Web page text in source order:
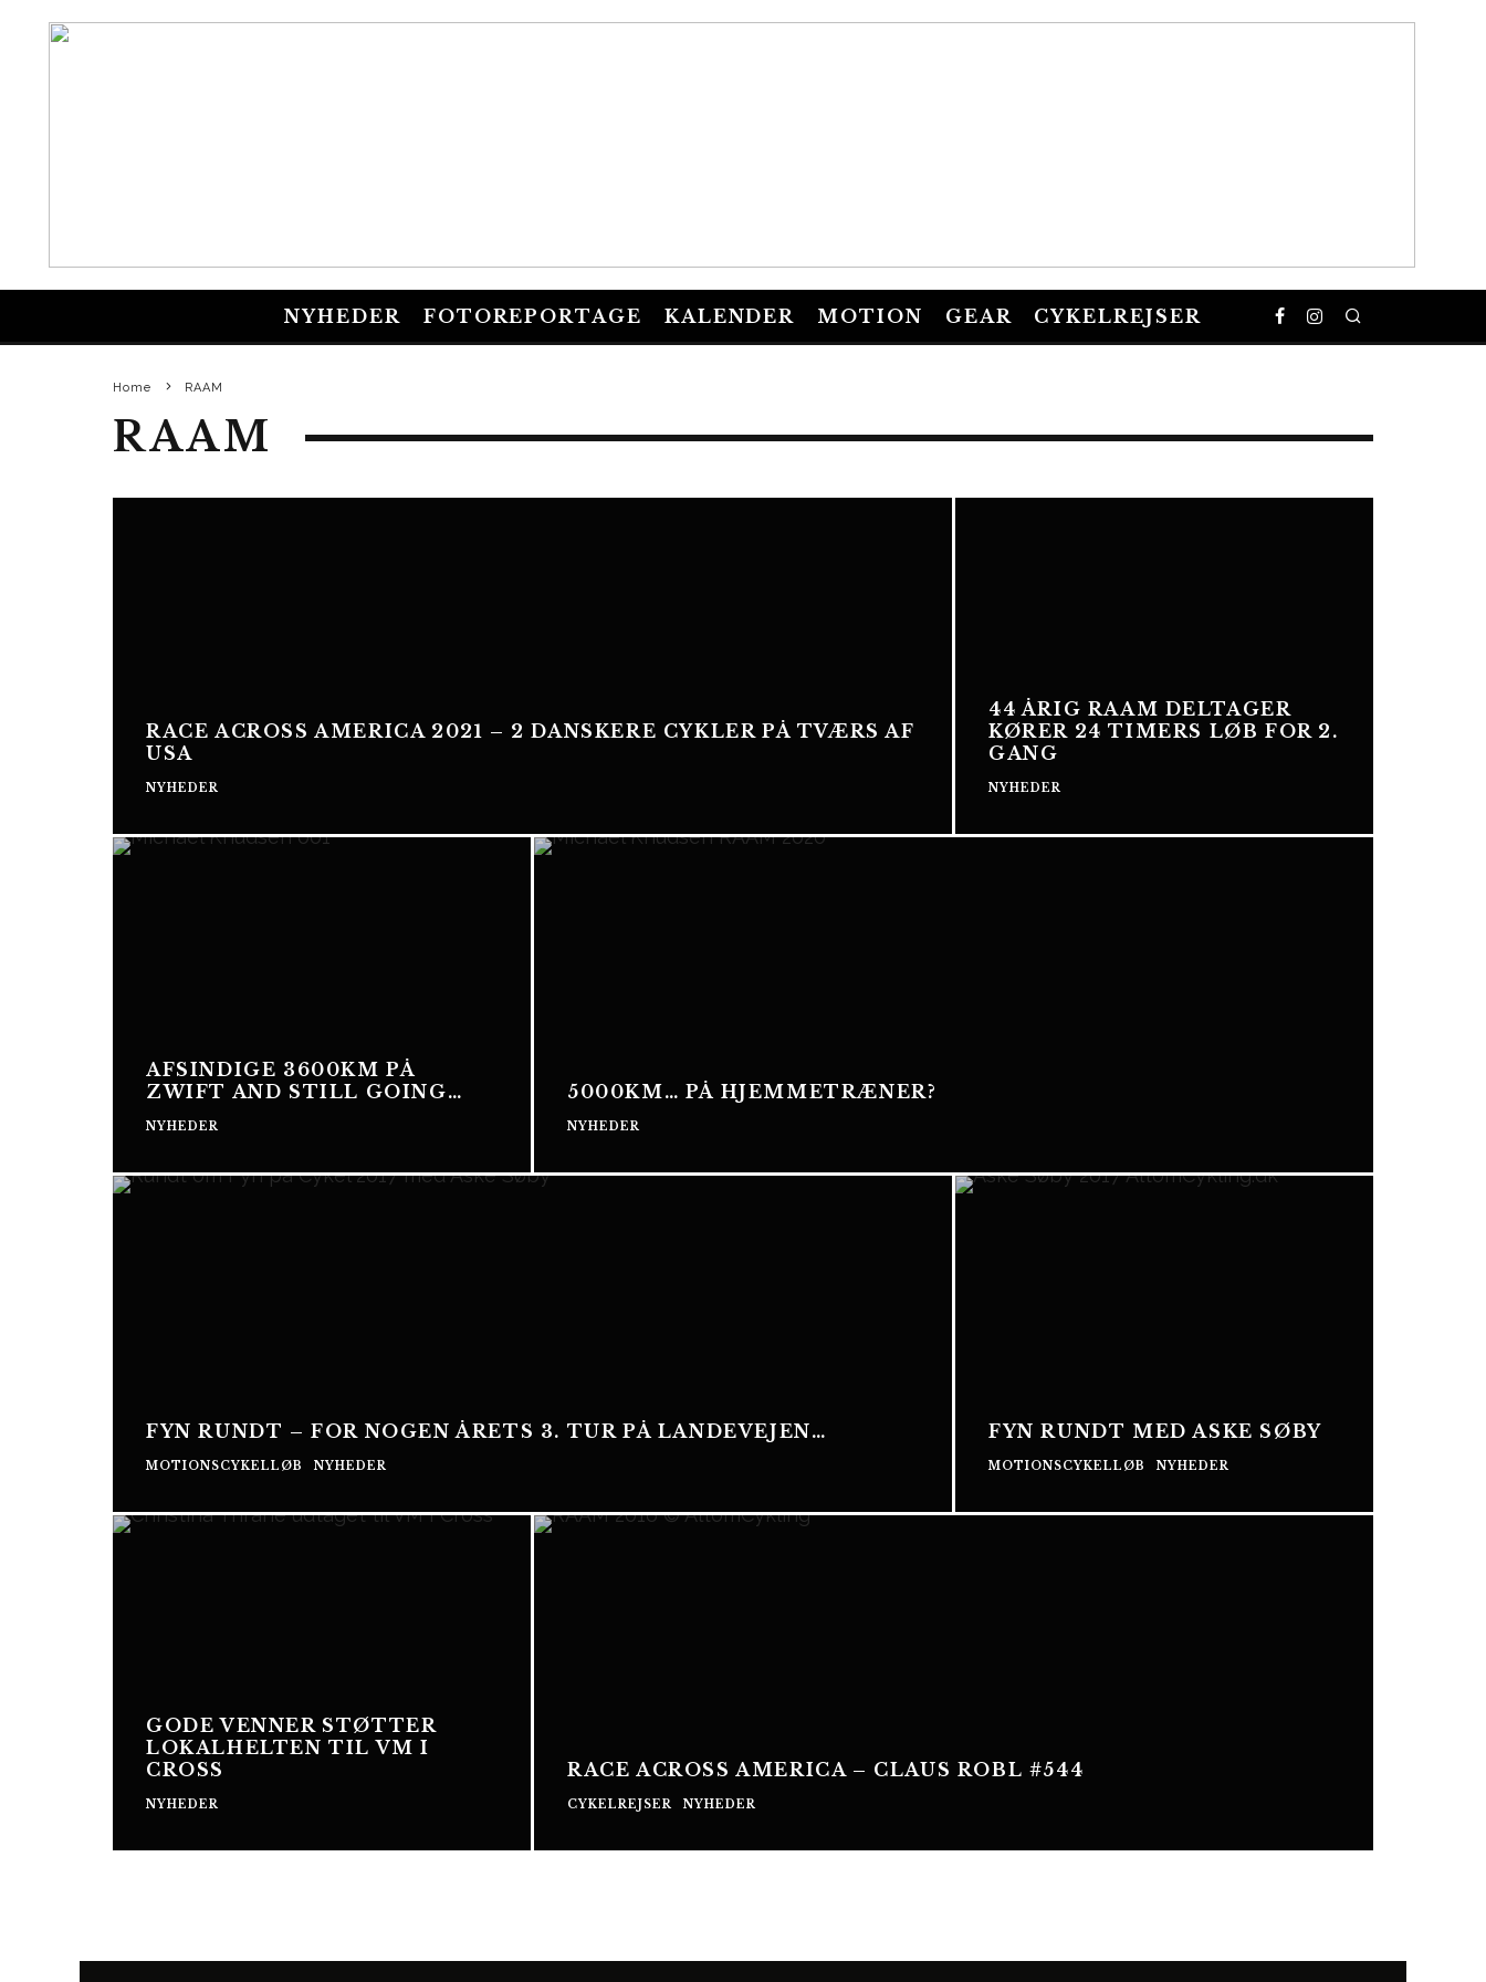
NYHEDER FOTOREPORTAGE KALENDER MOTION GEAR CYKELREJSER
Home RAAM
RAAM
RACE ACROSS AMERICA 2021 – 2 DANSKERE CYKLER PÅ TVÆRS AF
USA
NYHEDER
44 ÅRIG RAAM DELTAGER
KØRER 24 TIMERS LØB FOR 2.
GANG
NYHEDER
AFSINDIGE 3600KM PÅ
ZWIFT AND STILL GOING…
NYHEDER
5000KM… PÅ HJEMMETRÆNER?
NYHEDER
FYN RUNDT – FOR NOGEN ÅRETS 3. TUR PÅ LANDEVEJEN…
MOTIONSCYKELLØB NYHEDER
FYN RUNDT MED ASKE SØBY
MOTIONSCYKELLØB NYHEDER
GODE VENNER STØTTER
LOKALHELTEN TIL VM I
CROSS
NYHEDER
RACE ACROSS AMERICA – CLAUS ROBL #544
CYKELREJSER NYHEDER